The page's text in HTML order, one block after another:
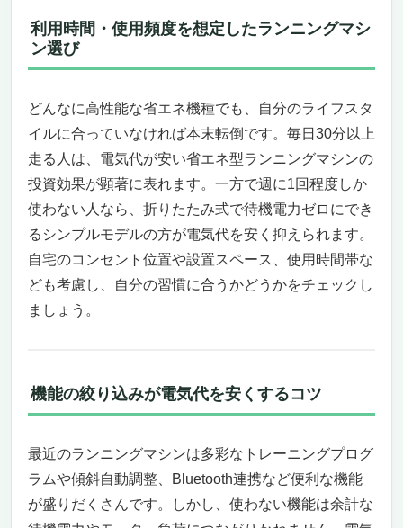
【まとめ】
い省エネ型ランニングマシンを探している方へ
音トレッドミル
6％傾斜フット付きで脂肪燃焼効率アップ＆
折りたたみで省スペース
走りやすい広々エリア×衝撃吸収ベルトで関
節にやさしい
スマホ連動・バーチャルトレーニングで楽し
こんな人におすすめ／向かない人
まとめ
リーボック(Reebok) トレッドミル JET100+
自宅で本格トレーニングを楽しみながら、電
気代をしっかり抑えたい方へ
安心設計
こんな人におすすめ・逆にこんな人には不向
きかも
まとめ：家庭用でも本格派、省エネ性能で安
利用時間・使用頻度を想定したランニングマシ
ン選び
どんなに高性能な省エネ機種でも、自分のライフスタ
イルに合っていなければ本末転倒です。毎日30分以上
走る人は、電気代が安い省エネ型ランニングマシンの
投資効果が顕著に表れます。一方で週に1回程度しか
使わない人なら、折りたたみ式で待機電力ゼロにでき
るシンプルモデルの方が電気代を安く抑えられます。
自宅のコンセント位置や設置スペース、使用時間帯な
ども考慮し、自分の習慣に合うかどうかをチェックし
ましょう。
機能の絞り込みが電気代を安くするコツ
最近のランニングマシンは多彩なトレーニングプログ
ラムや傾斜自動調整、Bluetooth連携など便利な機能
が盛りだくさんです。しかし、使わない機能は余計な